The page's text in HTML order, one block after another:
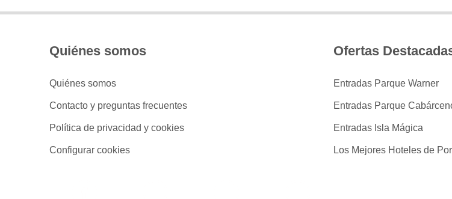
Quiénes somos
Quiénes somos
Contacto y preguntas frecuentes
Política de privacidad y cookies
Configurar cookies
Ofertas
Entradas Parque Warner
Entradas Parque
Entradas Isla Mágica
Los Mejores Hoteles de